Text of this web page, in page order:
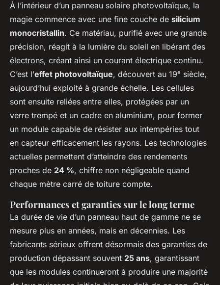
À l’intérieur d’un panneau solaire photovoltaïque, la
magie commence avec une fine couche de silicium
monocristallin. Ce matériau, purifié avec une grande
précision, réagit à la lumière du soleil en libérant des
électrons, créant ainsi un courant électrique continu.
C’est l’effet photovoltaïque, découvert au 19ᵉ siècle,
aujourd’hui exploité à grande échelle. Les cellules
sont ensuite reliées entre elles, protégées par un
verre trempé et un cadre en aluminium, pour former
un module capable de résister aux intempéries tout
en capteur efficacement les rayons. Les technologies
actuelles permettent d’atteindre des rendements
proches de 24 %, chiffre non négligeable quand
chaque mètre carré de toiture compte.
Performances et garanties sur le long terme
La durée de vie d’un panneau haut de gamme ne se
mesure plus en années, mais en décennies. Les
fabricants sérieux offrent désormais des garanties de
production dépassant souvent 25 ans, garantissant
que les modules continueront à produire une majorité